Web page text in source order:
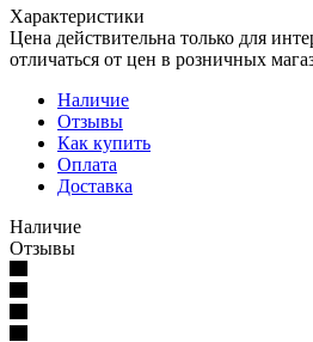
Характеристики
Цена действительна только для
отличаться от цен в розничных
Наличие
Отзывы
Как купить
Оплата
Доставка
Наличие
Отзывы